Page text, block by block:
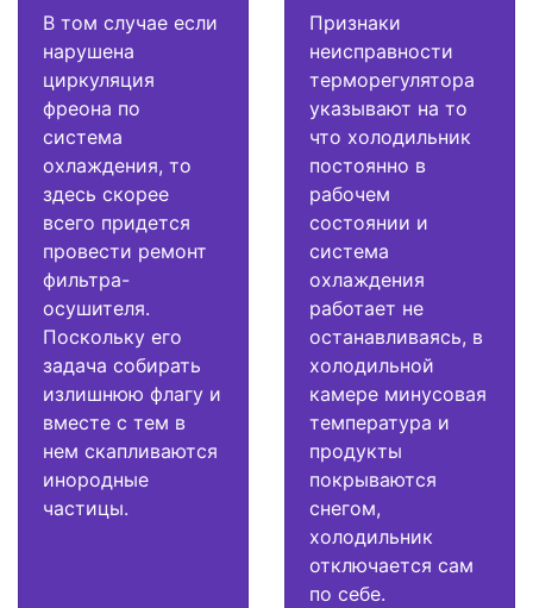
В том случае если
нарушена
циркуляция
фреона по
система
охлаждения, то
здесь скорее
всего придется
провести ремонт
фильтра-
осушителя.
Поскольку его
задача собирать
излишнюю флагу и
вместе с тем в
нем скапливаются
инородные
частицы.
Признаки
неисправности
терморегулятора
указывают на то
что холодильник
постоянно в
рабочем
состоянии и
система
охлаждения
работает не
останавливаясь, в
холодильной
камере минусовая
температура и
продукты
покрываются
снегом,
холодильник
отключается сам
по себе.